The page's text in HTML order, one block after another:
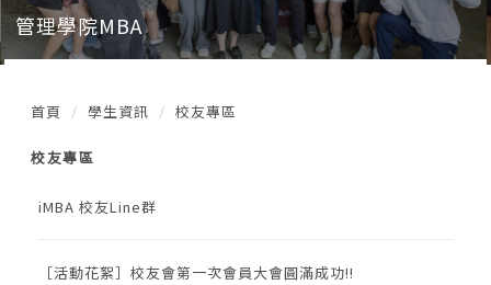
管理學院MBA
首頁 學生資訊 校友專區
校友專區
iMBA 校友Line群
［活動花絮］校友會第一次會員大會圓滿成功!!